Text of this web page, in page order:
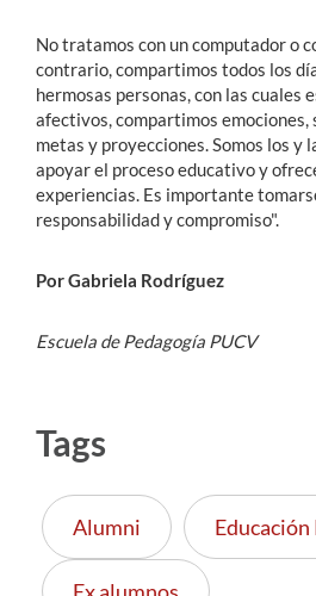
No tratamos con un computador o
contrario, compartimos todos los
hermosas personas, con las cuales
afectivos, compartimos
metas y proyecciones. Somos los y
apoyar el proceso educativo y
experiencias. Es importante
responsabilidad y compromiso".
Por Gabriela Rodríguez
Escuela de Pedagogía PUCV
Tags
Alumni